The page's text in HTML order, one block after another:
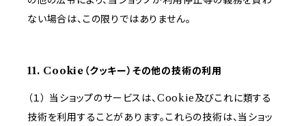
ない場合は、この限りではありません。
11. Cookie（クッキー）その他の技術の利用
（１） 当ショップのサービスは、Cookie及びこれに類する
技術を利用することがあります。これらの技術は、当ショッ